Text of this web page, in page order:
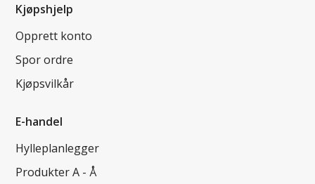
Kjøpshjelp
Opprett konto
Spor ordre
Kjøpsvilkår
E-handel
Hylleplanlegger
Produkter A - Å